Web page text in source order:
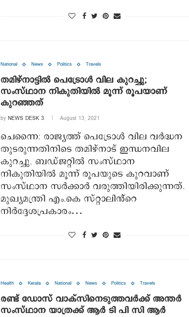
National News Politics Travels
തമിഴ്‌നാട്ടില്‍ പെട്രോൾ വില കുറച്ചു;
സംസ്ഥാന നികുതിയില്‍ മൂന്ന് രൂപയാണ്
കുറഞ്ഞത്
by NEWS DESK 3 August 13, 2021
ചെന്നൈ: രാജ്യത്ത് പെട്രോള്‍ വില വര്‍ദ്ധന
തുടരുന്നതിനിടെ തമിഴ്‌നാട് ഇന്ധനവില
കുറച്ചു. ബഡ്ജറ്റില്‍ സംസ്ഥാന
നികുതിയില്‍ മൂന്ന് രൂപയുടെ കുറവാണ്
സംസ്ഥാന സര്‍ക്കാര്‍ വരുത്തിയിരിക്കുന്നത്.
മുഖ്യമന്ത്രി എം.കെ സ്‌റ്റാലിൻ്റെ
നിര്‍ദ്ദേശപ്രകാരം…
Health Kerala National News Politics Travels
രണ്ട് ഡോസ് വാക്സിനെടുത്തവർക്ക്‌ അന്തര്‍
സംസ്ഥാന യാത്രക്ക് ആര്‍ ടി പി സി ആര്‍